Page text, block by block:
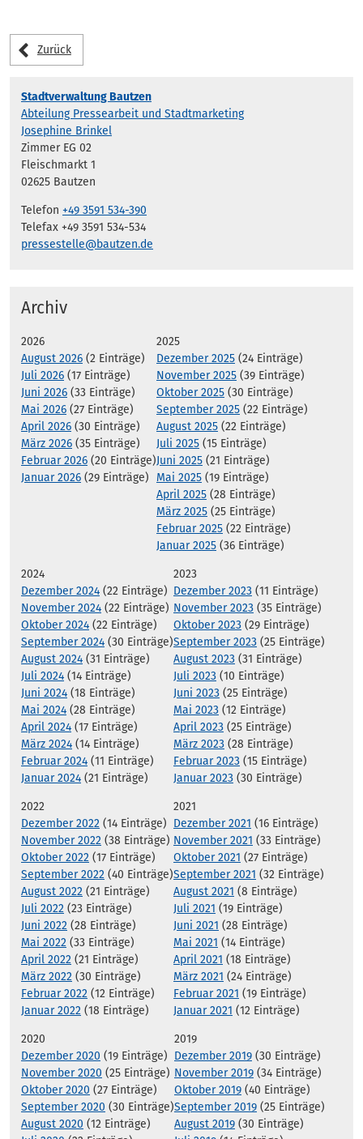
Zurück
Stadtverwaltung Bautzen
Abteilung Pressearbeit und Stadtmarketing
Josephine Brinkel
Zimmer EG 02
Fleischmarkt 1
02625 Bautzen
Telefon +49 3591 534-390
Telefax +49 3591 534-534
pressestelle@bautzen.de
Archiv
2026
August 2026 (2 Einträge)
Juli 2026 (17 Einträge)
Juni 2026 (33 Einträge)
Mai 2026 (27 Einträge)
April 2026 (30 Einträge)
März 2026 (35 Einträge)
Februar 2026 (20 Einträge)
Januar 2026 (29 Einträge)
2025
Dezember 2025 (24 Einträge)
November 2025 (39 Einträge)
Oktober 2025 (30 Einträge)
September 2025 (22 Einträge)
August 2025 (22 Einträge)
Juli 2025 (15 Einträge)
Juni 2025 (21 Einträge)
Mai 2025 (19 Einträge)
April 2025 (28 Einträge)
März 2025 (25 Einträge)
Februar 2025 (22 Einträge)
Januar 2025 (36 Einträge)
2024
Dezember 2024 (22 Einträge)
November 2024 (22 Einträge)
Oktober 2024 (22 Einträge)
September 2024 (30 Einträge)
August 2024 (31 Einträge)
Juli 2024 (14 Einträge)
Juni 2024 (18 Einträge)
Mai 2024 (28 Einträge)
April 2024 (17 Einträge)
März 2024 (14 Einträge)
Februar 2024 (11 Einträge)
Januar 2024 (21 Einträge)
2023
Dezember 2023 (11 Einträge)
November 2023 (35 Einträge)
Oktober 2023 (29 Einträge)
September 2023 (25 Einträge)
August 2023 (31 Einträge)
Juli 2023 (10 Einträge)
Juni 2023 (25 Einträge)
Mai 2023 (12 Einträge)
April 2023 (25 Einträge)
März 2023 (28 Einträge)
Februar 2023 (15 Einträge)
Januar 2023 (30 Einträge)
2022
Dezember 2022 (14 Einträge)
November 2022 (38 Einträge)
Oktober 2022 (17 Einträge)
September 2022 (40 Einträge)
August 2022 (21 Einträge)
Juli 2022 (23 Einträge)
Juni 2022 (28 Einträge)
Mai 2022 (33 Einträge)
April 2022 (21 Einträge)
März 2022 (30 Einträge)
Februar 2022 (12 Einträge)
Januar 2022 (18 Einträge)
2021
Dezember 2021 (16 Einträge)
November 2021 (33 Einträge)
Oktober 2021 (27 Einträge)
September 2021 (32 Einträge)
August 2021 (8 Einträge)
Juli 2021 (19 Einträge)
Juni 2021 (28 Einträge)
Mai 2021 (14 Einträge)
April 2021 (18 Einträge)
März 2021 (24 Einträge)
Februar 2021 (19 Einträge)
Januar 2021 (12 Einträge)
2020
Dezember 2020 (19 Einträge)
November 2020 (25 Einträge)
Oktober 2020 (27 Einträge)
September 2020 (30 Einträge)
August 2020 (12 Einträge)
2019
Dezember 2019 (30 Einträge)
November 2019 (34 Einträge)
Oktober 2019 (40 Einträge)
September 2019 (25 Einträge)
August 2019 (30 Einträge)